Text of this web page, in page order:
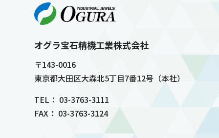
オグラ宝石精機工業株式会社
〒143-0016
東京都大田区大森北5丁目7番12号（本社）
TEL： 03-3763-3111
FAX： 03-3763-3124